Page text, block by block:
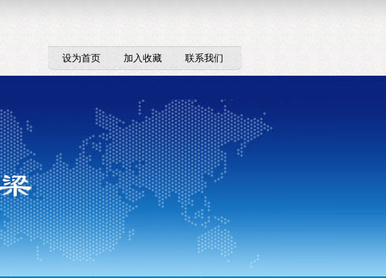
设为首页 加入收藏 联系我们